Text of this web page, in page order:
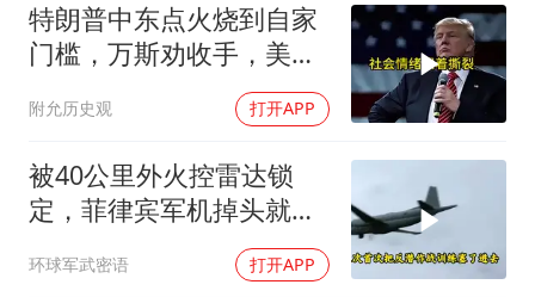
特朗普中东点火烧到自家
门槛，万斯劝收手，美国
附允历史观 打开APP
被40公里外火控雷达锁
定，菲律宾军机掉头就
跑，欧盟1500万也救不了
场
环球军武密语 打开APP